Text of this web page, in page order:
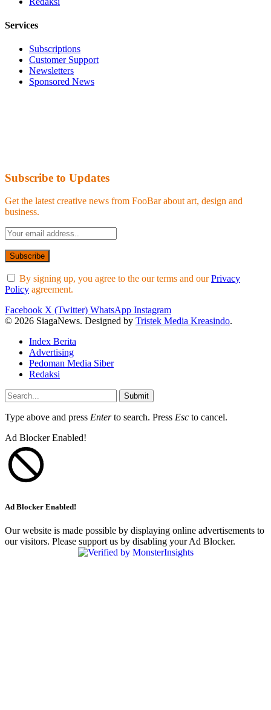
Services
Subscriptions
Customer Support
Newsletters
Sponsored News
Subscribe to Updates
Get the latest creative news from FooBar about art, design and
business.
By signing up, you agree to the our terms and ourPrivacy
Policy agreement.
Facebook X (Twitter) WhatsApp Instagram
© 2026 SiagaNews. Designed by Tristek Media Kreasindo.
Index Berita
Advertising
Pedoman Media Siber
Redaksi
Submit
Type above and press Enterto search. Press Esc to cancel.
Ad Blocker Enabled!
Ad Blocker Enabled!
Our website is made possible by displaying online advertisements to
our visitors. Please support us by disabling your Ad Blocker.